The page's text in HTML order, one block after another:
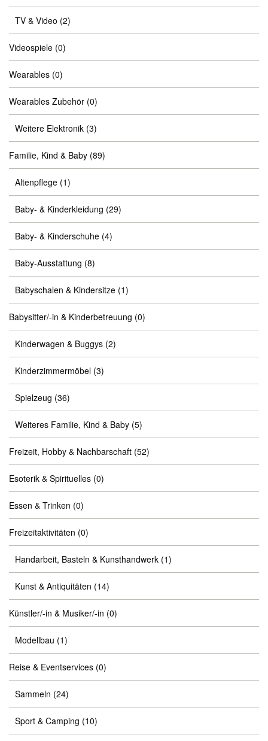
TV & Video (2)
Videospiele (0)
Wearables (0)
Wearables Zubehör (0)
Weitere Elektronik (3)
Familie, Kind & Baby (89)
Altenpflege (1)
Baby- & Kinderkleidung (29)
Baby- & Kinderschuhe (4)
Baby-Ausstattung (8)
Babyschalen & Kindersitze (1)
Babysitter/-in & Kinderbetreuung (0)
Kinderwagen & Buggys (2)
Kinderzimmermöbel (3)
Spielzeug (36)
Weiteres Familie, Kind & Baby (5)
Freizeit, Hobby & Nachbarschaft (52)
Esoterik & Spirituelles (0)
Essen & Trinken (0)
Freizeitaktivitäten (0)
Handarbeit, Basteln & Kunsthandwerk (1)
Kunst & Antiquitäten (14)
Künstler/-in & Musiker/-in (0)
Modellbau (1)
Reise & Eventservices (0)
Sammeln (24)
Sport & Camping (10)